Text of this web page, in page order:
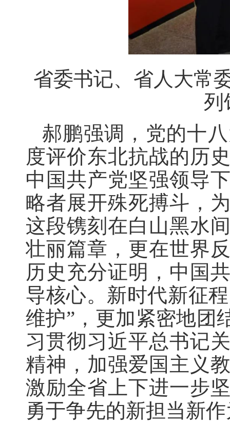
省委书记、省人大常
列
郝鹏强调，党的十
度评价东北抗战的历
中国共产党坚强领导
略者展开殊死搏斗，
这段镌刻在白山黑水
壮丽篇章，更在世界
历史充分证明，中国
导核心。新时代新征
维护”，更加紧密地团
习贯彻习近平总书记
精神，加强爱国主义
激励全省上下进一步
勇于争先的新担当新